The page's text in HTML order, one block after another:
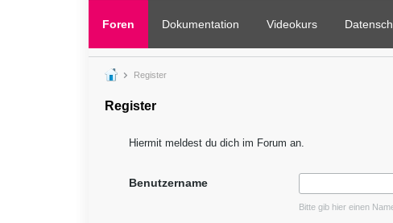
Foren Dokumentation Videokurs
Register
Register
Hiermit meldest du dich im Forum an.
Benutzername
Bitte gib hier einen